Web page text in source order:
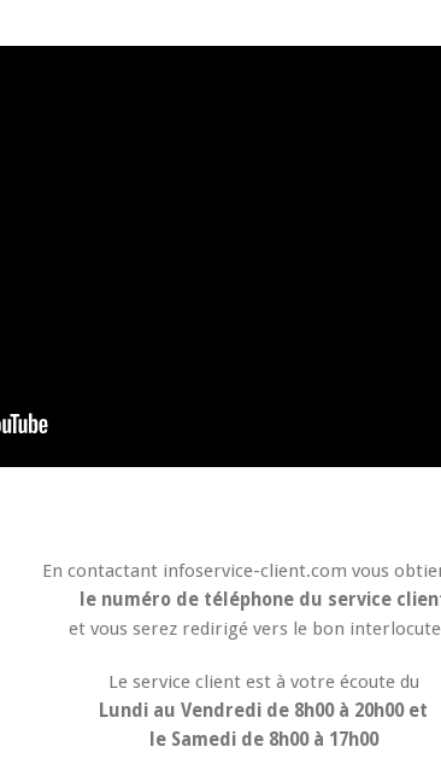
En contactant infoservice-client.com vous
le numéro de téléphone du service
et vous serez redirigé vers le bon
Le service client est à votre écoute du
Lundi au Vendredi de 8h00 à 20h00 et
le Samedi de 8h00 à 17h00